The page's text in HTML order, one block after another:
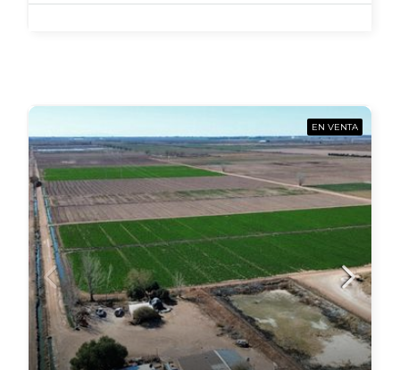
EN VENTA